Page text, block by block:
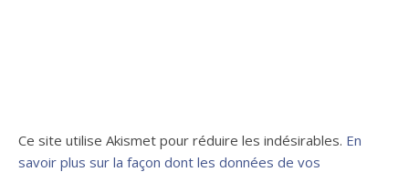
Ce site utilise Akismet pour réduire les indésirables. En
savoir plus sur la façon dont les données de vos